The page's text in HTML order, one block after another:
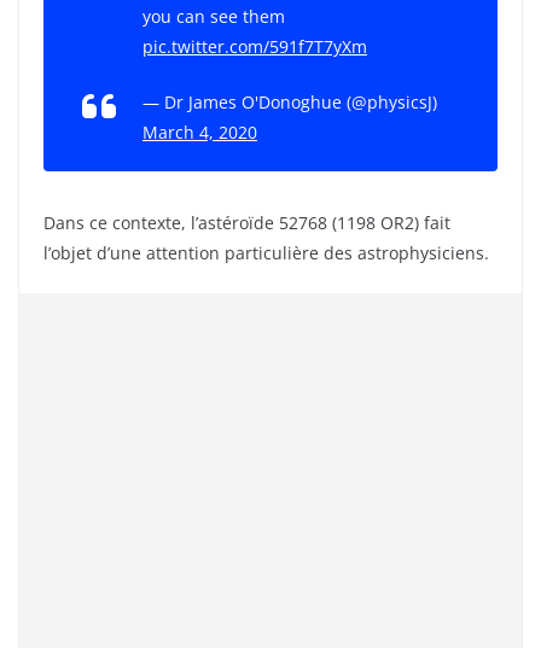
you can see them
pic.twitter.com/591f7T7yXm
— Dr James O'Donoghue (@physicsJ)
March 4, 2020
Dans ce contexte, l’astéroïde 52768 (1198 OR2) fait
l’objet d’une attention particulière des astrophysiciens.